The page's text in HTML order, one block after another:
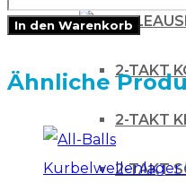
2-TAKT
2-TAKT
2-TAKT
Zylinder
für
In den Warenkorb
Ähnliche